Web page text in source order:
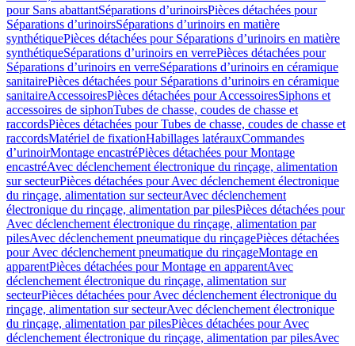
pour Sans abattantSéparations d’urinoirsPièces détachées pour
Séparations d’urinoirsSéparations d’urinoirs en matière
synthétiquePièces détachées pour Séparations d’urinoirs en matière
synthétiqueSéparations d’urinoirs en verrePièces détachées pour
Séparations d’urinoirs en verreSéparations d’urinoirs en céramique
sanitairePièces détachées pour Séparations d’urinoirs en céramique
sanitaireAccessoiresPièces détachées pour AccessoiresSiphons et
accessoires de siphonTubes de chasse, coudes de chasse et
raccordsPièces détachées pour Tubes de chasse, coudes de chasse et
raccordsMatériel de fixationHabillages latérauxCommandes
dʼurinoirMontage encastréPièces détachées pour Montage
encastréAvec déclenchement électronique du rinçage, alimentation
sur secteurPièces détachées pour Avec déclenchement électronique
du rinçage, alimentation sur secteurAvec déclenchement
électronique du rinçage, alimentation par pilesPièces détachées pour
Avec déclenchement électronique du rinçage, alimentation par
pilesAvec déclenchement pneumatique du rinçagePièces détachées
pour Avec déclenchement pneumatique du rinçageMontage en
apparentPièces détachées pour Montage en apparentAvec
déclenchement électronique du rinçage, alimentation sur
secteurPièces détachées pour Avec déclenchement électronique du
rinçage, alimentation sur secteurAvec déclenchement électronique
du rinçage, alimentation par pilesPièces détachées pour Avec
déclenchement électronique du rinçage, alimentation par pilesAvec